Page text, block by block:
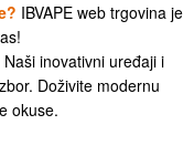
IBVAPE web trgovina je
inovativni uređaji i
Doživite modernu
okuse.